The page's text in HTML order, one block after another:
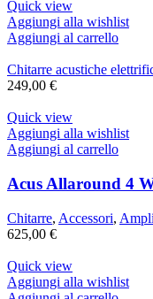
Quick view
Aggiungi alla wishlist
Aggiungi al carrello
Chitarre acustiche
249,00 €
Quick view
Aggiungi alla wishlist
Aggiungi al carrello
Acus Allaround 4
Chitarre, Accessori,
625,00 €
Quick view
Aggiungi alla wishlist